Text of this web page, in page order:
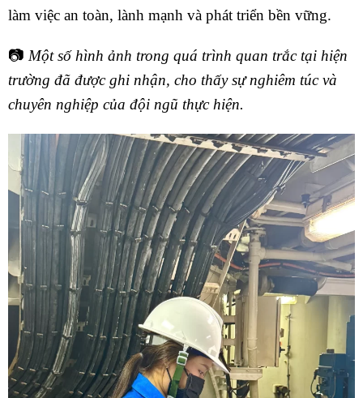
làm việc an toàn, lành mạnh và phát triển bền vững.
📷 Một số hình ảnh trong quá trình quan trắc tại hiện
trường đã được ghi nhận, cho thấy sự nghiêm túc và
chuyên nghiệp của đội ngũ thực hiện.